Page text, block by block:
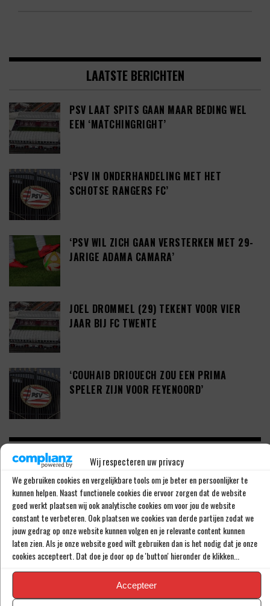
Wij respecteren uw privacy
We gebruiken cookies en vergelijkbare tools om je beter en persoonlijker te
kunnen helpen. Naast functionele cookies die ervoor zorgen dat de website
goed werkt plaatsen wij ook analytische cookies om voor jou de website
constant te verbeteren. Ook plaatsen we cookies van derde partijen zodat we
jouw gedrag op onze website kunnen volgen en je relevante content kunnen
laten zien. Als je onze website goed wilt gebruiken dan is het nodig dat je onze
cookies accepteert. Dat doe je door op de 'button' hieronder de klikken...
Accepteer
LAATSTE BERICHTEN
PSV LAAT SPITS GAAN MAAR BEDING WEL
EEN ‘MATCHINGRIGHT’
‘PSV IN ONDERHANDELING MET HET
SCHOTSE RANGERS FC’
‘PSV WIL ZICH GAAN VERSTERKEN MET 29-
JARIGE ADAMA CAMARA’
JOEL DROMMEL (29) TEKENT VOOR VIER
JAAR BIJ FC TWENTE
‘COUHAIB DRIOUECH ZOU EEN PRIMA
SPELER ZIJN VOOR FEYENOORD’
BUITENLANDS VOETBALNIEUWS
Julian Brandt en Tolu Arokodare gaan de Eredivisie slopen
DONE DEAL: Telstar versterkt zich met Harrie Kuster (20)
‘Kenny Tete zou een goede speler zijn voor Feyenoord’
‘Italiaanse topclub aast op de handtekening van Kenneth
Taylor’
‘AZ wil Peer Koopmeiners niet verkopen aan Club Brugge’
RECENTE REACTIES